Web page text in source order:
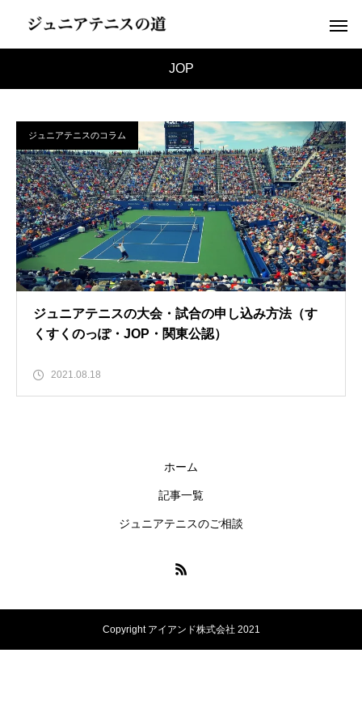
JOP
ジュニアテニスのコラム
ジュニアテニスの大会・試合の申し込み方法（す
くすくのっぽ・JOP・関東公認）
2021.08.18
ホーム
記事一覧
ジュニアテニスのご相談
Copyright アイアンド株式会社 2021